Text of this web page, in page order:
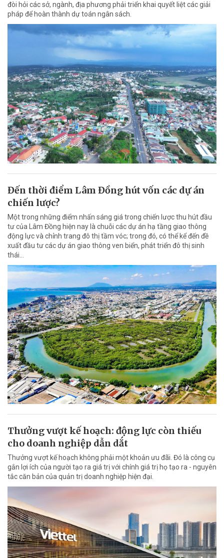
đòi hỏi các sở, ngành, địa phương phải triển khai quyết liệt các giải
pháp để hoàn thành dự toán ngân sách.
Đến thời điểm Lâm Đồng hút vốn các dự án
chiến lược?
Một trong những điểm nhấn sáng giá trong chiến lược thu hút đầu
tư của Lâm Đồng hiện nay là chuỗi các dự án hạ tầng giao thông
động lực và chỉnh trang đô thị tầm vóc; trong đó, có thể kể đến đề
xuất đầu tư các dự án giao thông ven biển, phát triển đô thị sinh
thái…
Thưởng vượt kế hoạch: động lực còn thiếu
cho doanh nghiệp dẫn dắt
Thưởng vượt kế hoạch không phải một khoản ưu đãi. Đó là công cụ
gắn lợi ích của người tạo ra giá trị với chính giá trị họ tạo ra - nguyên
tắc căn bản của quản trị doanh nghiệp hiện đại.